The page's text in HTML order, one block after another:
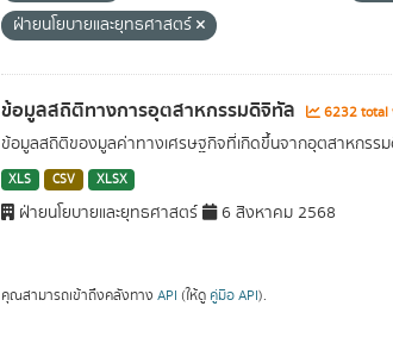
ฝ่ายนโยบายและยุทธศาสตร์
ข้อมูลสถิติทางการอุตสาหกรรมดิจิทัล 6232 total
ข้อมูลสถิติของมูลค่าทางเศรษฐกิจที่เกิดขึ้นจากอุตสาหกรร
XLS CSV XLSX
ฝ่ายนโยบายและยุทธศาสตร์ 6 สิงหาคม 2568
คุณสามารถเข้าถึงคลังทาง API (ให้ดู คู่มือ API).